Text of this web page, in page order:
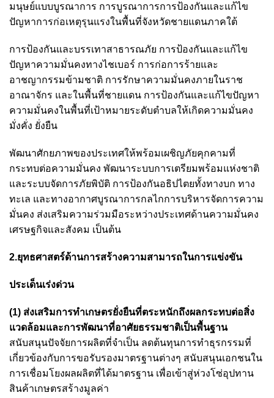
มนุษย์แบบบูรณาการ การบูรณาการการป้องกันและแก้ไข
ปัญหาการก่อเหตุรุนแรงในพื้นที่จังหวัดชายแดนภาคใต้
การป้องกันและบรรเทาสาธารณภัย การป้องกันและแก้ไข
ปัญหาความมั่นคงทางไชเบอร์ การก่อการร้ายและ
อาชญากรรมข้ามชาติ การรักษาความมั่นคงภายในราช
อาณาจักร และในพื้นที่ชายแดน การป้องกันและแก้ไขปัญหา
ความมั่นคงในพื้นที่เป้าหมายระดับตำบลให้เกิดความมั่นคง
มั่งคั่ง ยั่งยืน
พัฒนาศักยภาพของประเทศให้พร้อมเผชิญภัยคุกคามที่
กระทบต่อความมั่นคง พัฒนาระบบการเตรียมพร้อมแห่งชาติ
และระบบจัดการภัยพิบัติ การป้องกันอธิปไตยทั้งทางบก ทาง
ทะเล และทางอากาศบูรณาการกลไกการบริหารจัดการความ
มั่นคง ส่งเสริมความร่วมมือระหว่างประเทศด้านความมั่นคง
เศรษฐกิจและสังคม เป็นต้น
2.ยุทธศาสตร์ด้านการสร้างความสามารถในการแข่งขัน
ประเด็นเร่งด่วน
(1) ส่งเสริมการทำเกษตรยั่งยืนที่ตระหนักถึงผลกระทบต่อสิ่ง
แวดล้อมและการพัฒนาที่อาศัยธรรมชาติเป็นพื้นฐาน
สนับสนุนปัจจัยการผลิตที่จำเป็น ลดต้นทุนการทำธุรกรรมที่
เกี่ยวข้องกับการขอรับรองมาตรฐานต่างๆ สนับสนุนเอกชนใน
การเชื่อมโยงผลผลิตที่ได้มาตรฐาน เพื่อเข้าสู่ห่วงโซ่อุปทาน
สินค้าเกษตรสร้างมูลค่า